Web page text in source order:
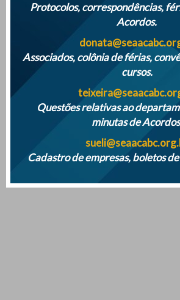
Protocolos, correspondências,
Acordos.
Associados, colônia de férias,
cursos.
Questões relativas ao
minutas de
Cadastro de empresas, boletos